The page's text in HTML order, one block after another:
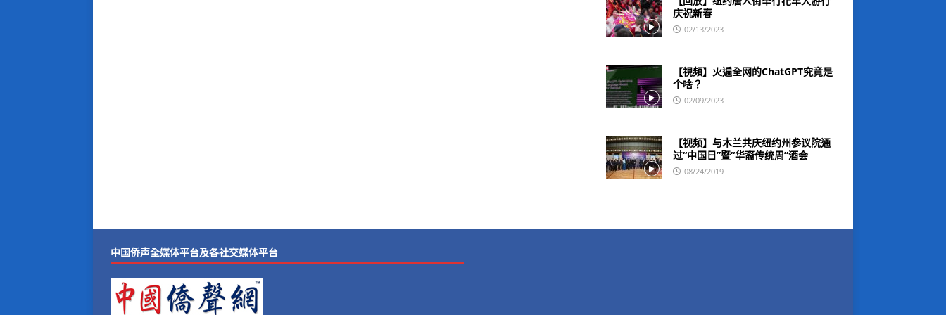
庆祝新春
02/13/2023
【視頻】火遍全网的ChatGPT究竟是
个啥？
02/09/2023
【视频】与木兰共庆纽约州参议院通
过“中国日”暨“华裔传统周”酒会
08/24/2019
中国侨声全媒体平台及各社交媒体平台